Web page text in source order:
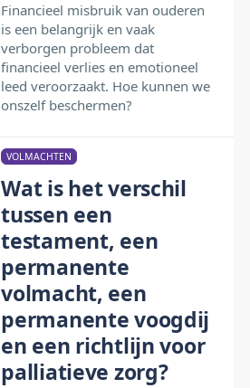
Financieel misbruik van ouderen
is een belangrijk en vaak
verborgen probleem dat
financieel verlies en emotioneel
leed veroorzaakt. Hoe kunnen we
onszelf beschermen?
VOLMACHTEN
Wat is het verschil
tussen een
testament, een
permanente
volmacht, een
permanente voogdij
en een richtlijn voor
palliatieve zorg?